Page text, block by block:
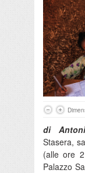
di
Stasera,
(alle ore
Palazzo